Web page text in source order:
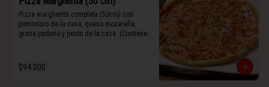
Pizza margherita completa (50cm) con
pomodoro de la casa, queso mozarella,
grana padano y pesto de la casa. (Contiene
$94.000